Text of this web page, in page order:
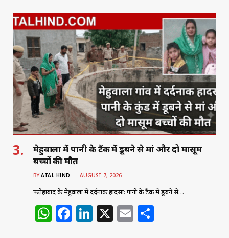
at
s
A
p
p
c
e
b
o
o
k
k
e
dI
n
ai
l
ar
e
मेहुवाला में पानी के टैंक में डूबने से मां और दो मासूम
बच्चों की मौत
BY ATAL HIND AUGUST 7, 2026
फतेहाबाद के मेहुवाला में दर्दनाक हादसा: पानी के टैंक में डूबने से…
W
h
F
a
Li
n
X E
m